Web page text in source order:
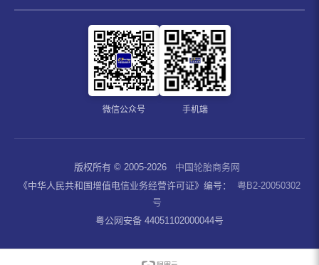
微信公众号 手机端
版权所有 © 2005-2026
中国轮胎商务网
《中华人民共和国增值电信业务经营许可证》编号：
粤B2-20050302
号
粤公网安备 44051102000044号